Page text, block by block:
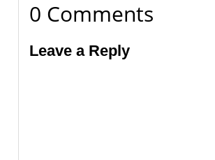
0 Comments
Leave a Reply